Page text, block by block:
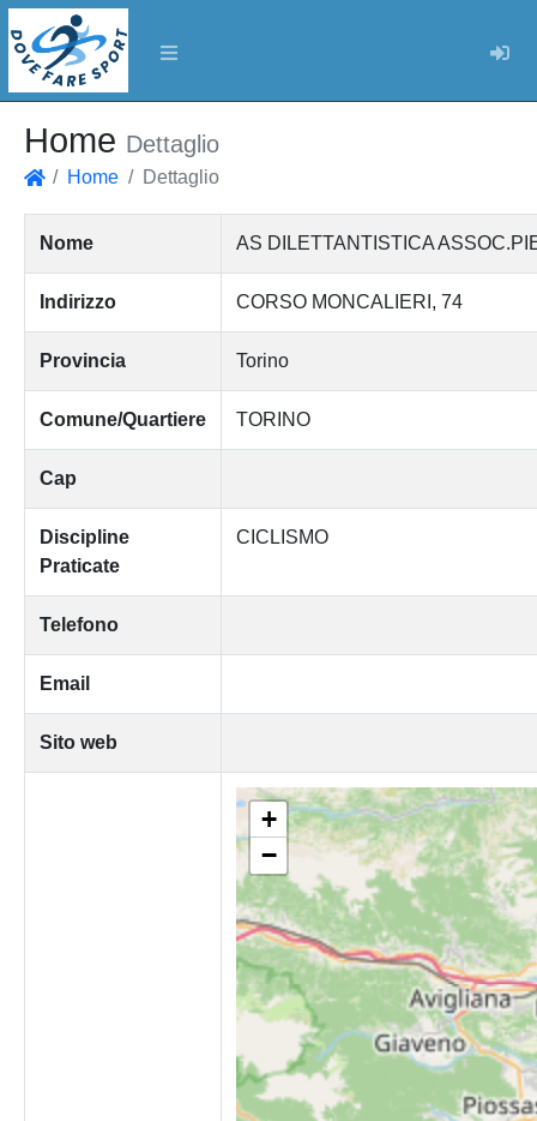
Home Dettaglio
Home Dettaglio
Nome AS DILETTANTISTICA
Indirizzo CORSO MONCALIERI, 74
Provincia Torino
Comune/Quartiere TORINO
Cap
Discipline
Praticate
CICLISMO
Telefono
Email
Sito web
+
−